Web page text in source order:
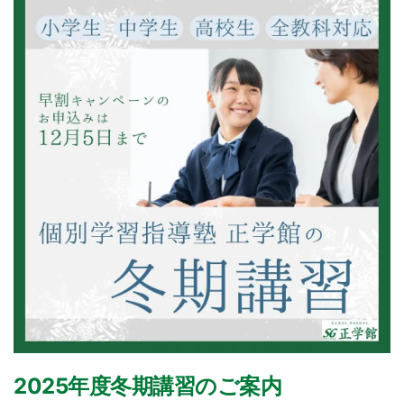
2025年度冬期講習のご案内